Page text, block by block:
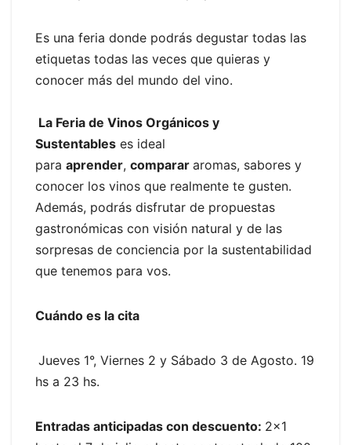
Es una feria donde podrás degustar todas las
etiquetas todas las veces que quieras y
conocer más del mundo del vino.
La Feria de Vinos Orgánicos y
Sustentables es ideal
para aprender, comparar aromas, sabores y
conocer los vinos que realmente te gusten.
Además, podrás disfrutar de propuestas
gastronómicas con visión natural y de las
sorpresas de conciencia por la sustentabilidad
que tenemos para vos.
Cuándo es la cita
Jueves 1°, Viernes 2 y Sábado 3 de Agosto. 19
hs a 23 hs.
Entradas anticipadas con descuento: 2×1